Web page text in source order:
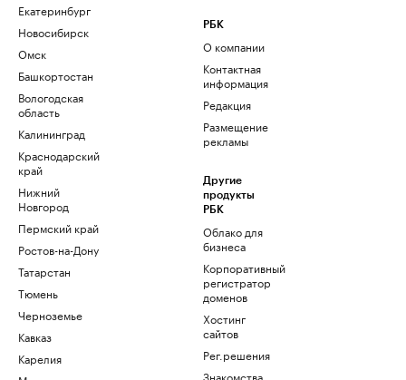
Екатеринбург
Новосибирск
Омск
Башкортостан
Вологодская
область
Калининград
Краснодарский
край
Нижний
Новгород
Пермский край
Ростов-на-Дону
Татарстан
Тюмень
Черноземье
Кавказ
Карелия
РБК
О компании
Контактная
информация
Редакция
Размещение
рекламы
Другие
продукты
РБК
Облако для
бизнеса
Корпоративный
регистратор
доменов
Хостинг
сайтов
Рег.решения
Знакомства